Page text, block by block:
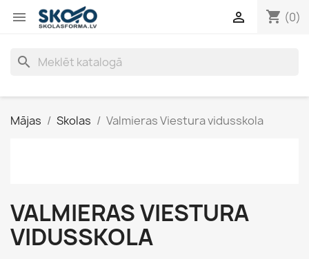
 shopping_cart (0)

search
Mājas Skolas Valmieras Viestura vidusskola
VALMIERAS VIESTURA
VIDUSSKOLA